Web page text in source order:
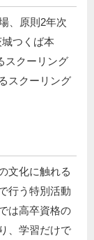
、原則2年次
つくば本
スクーリング
スクーリング
文化に触れる
行う特別活動
は高卒資格の
、学習だけで